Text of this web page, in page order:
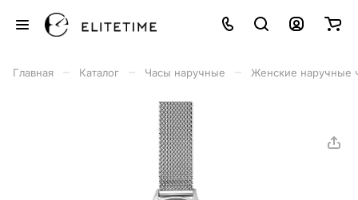
Главная Каталог Часы наручные Женские наручные